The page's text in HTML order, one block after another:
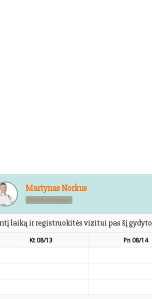
Martynas Norkus
Plastikos chirurgas
laiką ir registruokitės vizitui pas šį
Kt 08/13 Pn 08/14